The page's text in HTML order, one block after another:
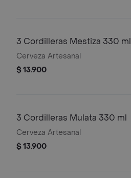
3 Cordilleras Mestiza 330 ml
Cerveza Artesanal
$ 13.900
3 Cordilleras Mulata 330 ml
Cerveza Artesanal
$ 13.900